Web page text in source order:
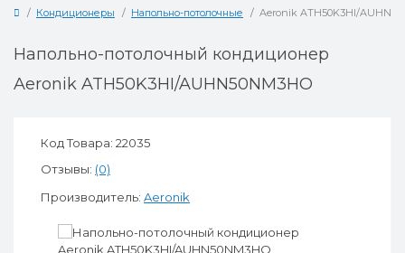
Кондиционеры Напольно-потолочные Aeronik ATH50K3HI/
Напольно-потолочный кондиционер
Aeronik ATH50K3HI/AUHN50NM3HO
Код Товара: 22035
Отзывы: (0)
Производитель: Aeronik